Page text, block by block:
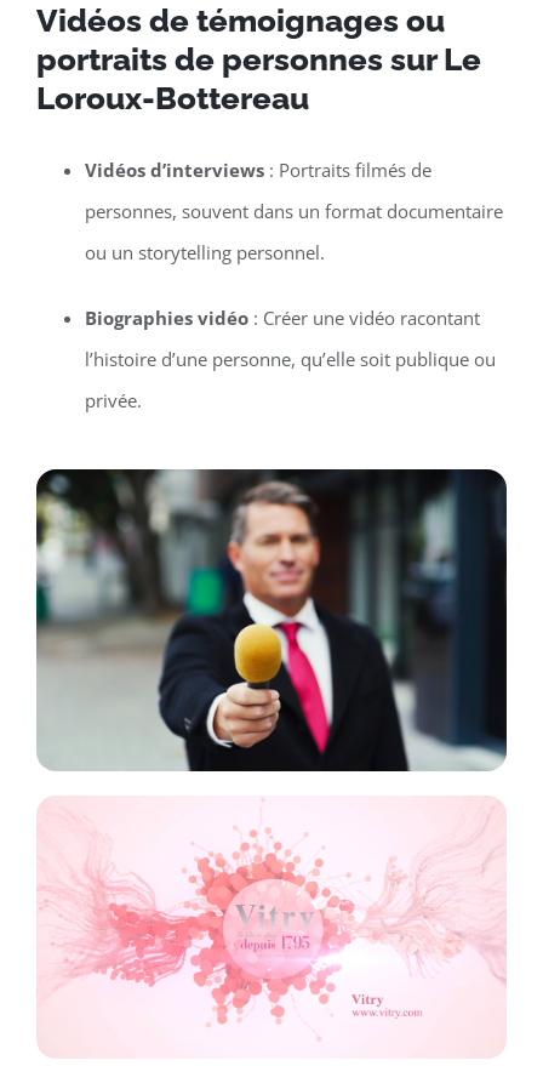
Vidéos de témoignages ou
portraits de personnes sur Le
Loroux-Bottereau
Vidéos d’interviews: Portraits filmés de
personnes, souvent dans un format documentaire
ou un storytelling personnel.
Biographies vidéo: Créer une vidéo racontant
l’histoire d’une personne, qu’elle soit publique ou
privée.